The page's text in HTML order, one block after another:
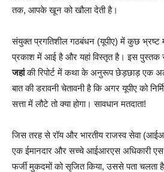
तक, आपके खून को खौला देती है।
संयुक्त प्रगतिशील गठबंधन (यूपीए) में कुछ भ्रष्ट
प्रकाश में आई है और यहां विस्तृत है। इस पुस्तक से
जहांकी रिपोर्ट में कथा के अनुरूप छेड़छाड़ एक
बात की डरावनी चेतावनी है कि अगर यूपीए को
सत्ता में लौटे तो क्या होगा। सावधान मतदाता!
जिस तरह से रॉय और भारतीय राजस्व सेवा
एक ईमानदार और सच्चे आईआरएस अधिकारी
फर्जी मुकदमों को सृजित किया, उससे पता चलता